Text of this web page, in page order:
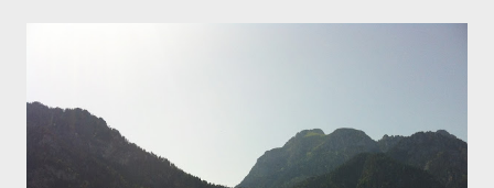
saga de marinos que ostentaron importantes cargos en San
Sebastián y Gipuzkoa durante los siglos XVI y XVII. Miguel
de Oquendo fue quien reedificó la pequeña casa en la que